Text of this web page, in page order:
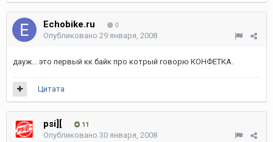
Echobike.ru 0
Опубликовано 29 января, 2008
дауж... это первый кк байк про котрый говорю КОНФЕТКА.
Цитата
psi][ 11
Опубликовано 30 января, 2008